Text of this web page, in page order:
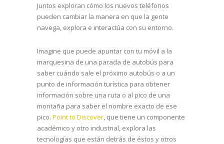
Juntos exploran cómo los nuevos teléfonos
pueden cambiar la manera en que la gente
navega, explora e interactúa con su entorno.
Imagine que puede apuntar con tu móvil a la
marquesina de una parada de autobús para
saber cuándo sale el próximo autobús o a un
punto de información turística para obtener
información sobre una ruta o al pico de una
montaña para saber el nombre exacto de ese
pico. Point to Discover, que tiene un componente
académico y otro industrial, explora las
tecnologías que están detrás de éstos y otros